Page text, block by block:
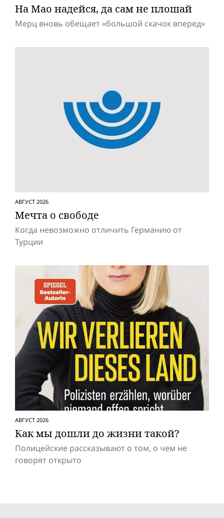
На Мао надейся, да сам не плошай
Мерц вновь обещает «большой скачок вперед»
АВГУСТ 2026
Мечта о свободе
Когда невозможно отличить Германию от
Турции
АВГУСТ 2026
Как мы дошли до жизни такой?
Полицейские рассказывают о том, о чем не
говорят открыто